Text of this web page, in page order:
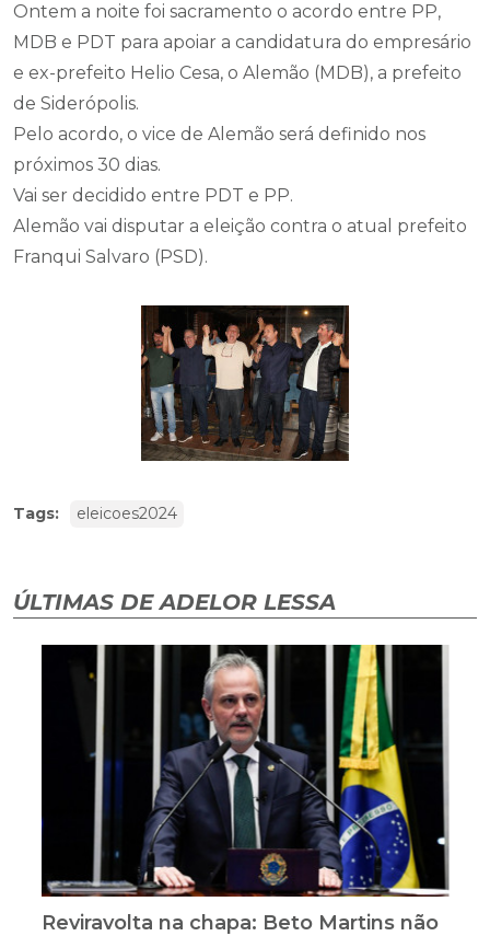
Ontem a noite foi sacramento o acordo entre PP,
MDB e PDT para apoiar a candidatura do empresário
e ex-prefeito Helio Cesa, o Alemão (MDB), a prefeito
de Siderópolis.
Pelo acordo, o vice de Alemão será definido nos
próximos 30 dias.
Vai ser decidido entre PDT e PP.
Alemão vai disputar a eleição contra o atual prefeito
Franqui Salvaro (PSD).
Tags: eleicoes2024
ÚLTIMAS DE ADELOR LESSA
Reviravolta na chapa: Beto Martins não